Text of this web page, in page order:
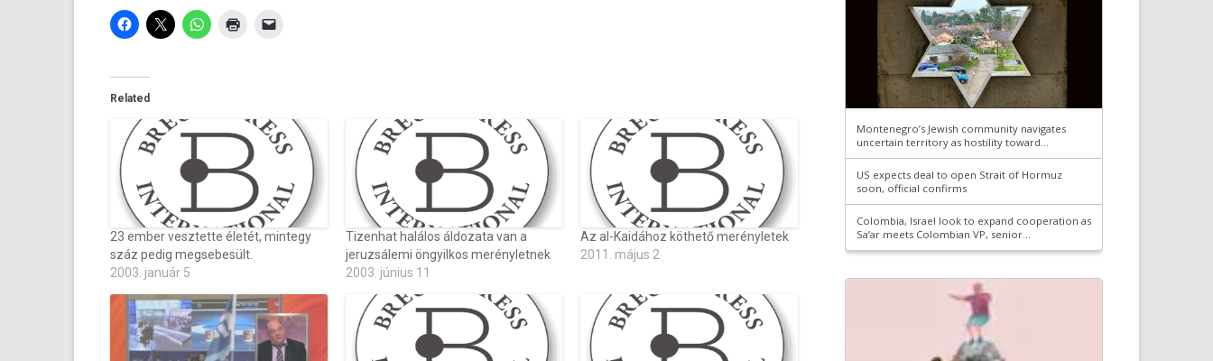
Related
23 ember vesztette életét, mintegy
száz pedig megsebesült.
2003. január 5
Tizenhat halálos áldozata van a
jeruzsálemi öngyilkos merényletnek
2003. június 11
Az al-Kaidához köthető merényletek
2011. május 2